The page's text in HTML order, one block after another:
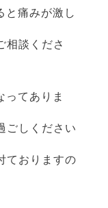
と痛みが激し
相談くださ
ってありま
ごしください
ておりますの